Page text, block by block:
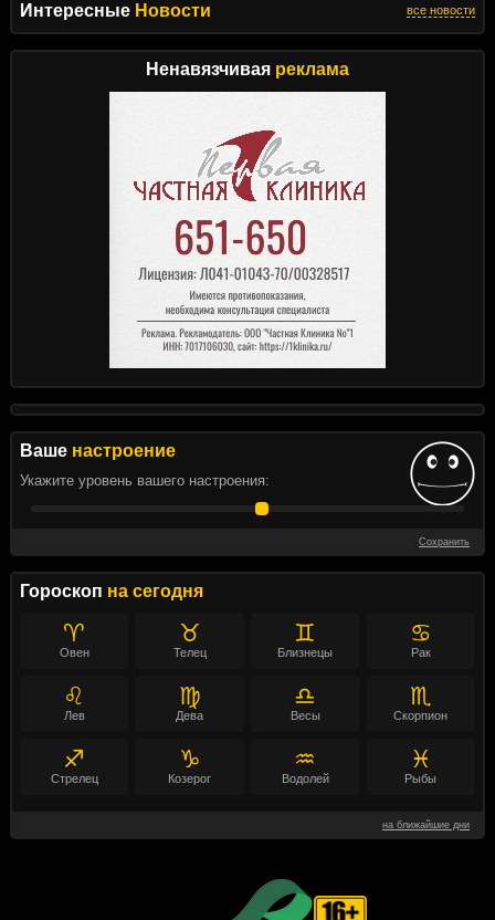
Интересные Новости все новости
Ненавязчивая реклама
Ваше настроение
Укажите уровень вашего настроения:
Сохранить
Гороскоп на сегодня
♈
Овен
♉
Телец
♊
Близнецы
♋
Рак
♌
Лев
♍
Дева
♎
Весы
♏
Скорпион
♐
Стрелец
♑
Козерог
♒
Водолей
♓
Рыбы
на ближайшие дни